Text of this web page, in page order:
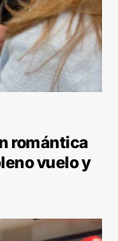
romántica
vuelo y